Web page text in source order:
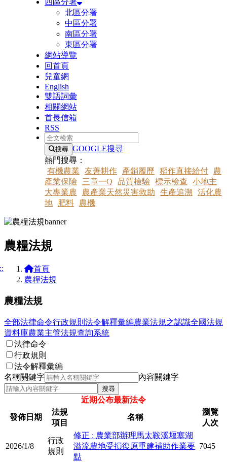
北區分署
中區分署
南區分署
東區分署
網站導覽
回首頁
兒童網
English
雙語詞彙
相關網站
首長信箱
RSS
全文檢索
搜尋 GOOGLE搜尋
熱門搜尋：
有機農業
友善耕作 產銷履歷 稻作直接給付
農
產業保險
三章一Q 品質檢驗 標示檢查
小地主
大專業農
農產業天然災害救助 生產追溯
活化農
地
肥料 農機
農糧法規
首頁
農糧法規
農糧法規
全部法律命令行政規則 法令解釋彙編農業法規之認識全國法規
資料庫農業主管法規查詢系統
法律命令
行政規則
法令解釋彙編
名稱關鍵字
內容關鍵字
搜尋
近期公布最新法令
發佈日期
法規
項目
名稱
瀏覽
人次
2026/1/8
行政
規則
修正 : 農業部辦理馬太鞍溪堰塞湖
溢流農地受損復原重建補助作業要
點
7045